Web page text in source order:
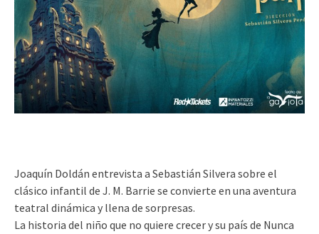
Joaquín Doldán entrevista a Sebastián Silvera sobre el
clásico infantil de J. M. Barrie se convierte en una aventura
teatral dinámica y llena de sorpresas.
La historia del niño que no quiere crecer y su país de Nunca